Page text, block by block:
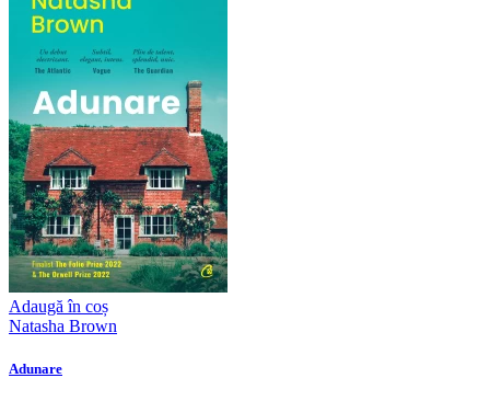
Adaugă în coș
Natasha Brown
Adunare